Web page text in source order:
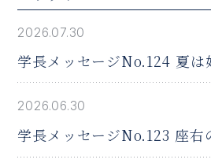
2026.07.30
学長メッセージNo.124 夏は
2026.06.30
学長メッセージNo.123 座右
本